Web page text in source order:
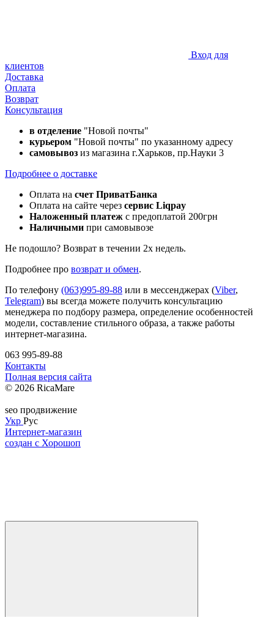
Вход для
клиентов
Доставка
Оплата
Возврат
Консультация
в отделение "Новой почты"
курьером "Новой почты" по указанному адресу
самовывоз из магазина г.Харьков, пр.Науки 3
Подробнее о доставке
Оплата на счет ПриватБанка
Оплата на сайте через сервис Liqpay
Наложенный платеж с предоплатой 200грн
Наличными при самовывозе
Не подошло? Возврат в течении 2х недель.
Подробнее про возврат и обмен.
По телефону (063)995-89-88 или в мессенджерах (Viber,
Telegram) вы всегда можете получить консультацию
менеджера по подбору размера, определение особенностей
модели, составление стильного образа, а также работы
интернет-магазина.
063 995-89-88
Контакты
Полная версия сайта
© 2026 RicaMare
seo продвижение
Укр Рус
Интернет-магазин
создан с Хорошоп